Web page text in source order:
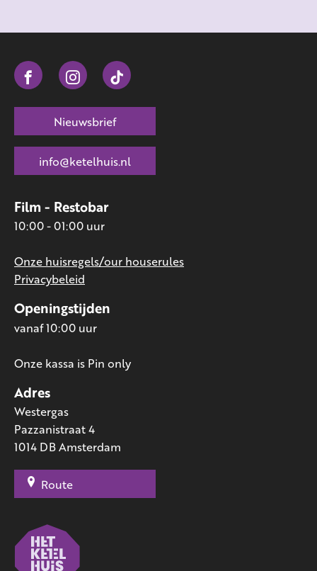
Adres
Westergas
Pazzanistraat 4
1014 DB Amsterdam
Route
Openingstijden
vanaf 10:00 uur
Onze kassa is Pin only
Film - Restobar
10:00 - 01:00 uur
Onze huisregels/our houserules
Privacybeleid
Nieuwsbrief
info@ketelhuis.nl